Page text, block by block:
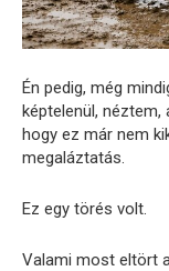
Én pedig, még
képtelenül, néztem,
hogy ez már nem
megaláztatás.
Ez egy törés volt.
Valami most eltört